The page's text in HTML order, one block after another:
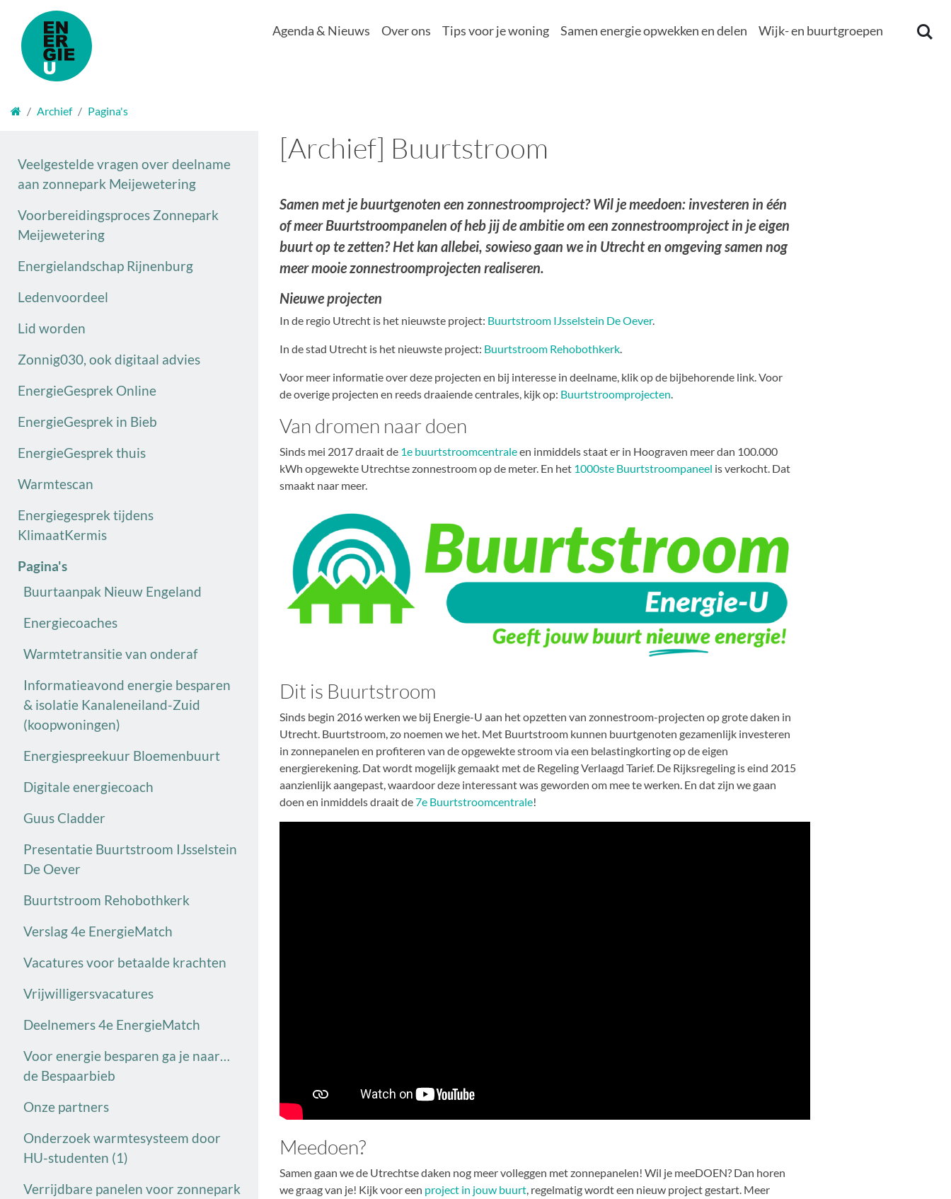
Agenda & Nieuws Over ons Tips voor je woning Samen energie opwekken en delen Wijk- en buurtgroepen
Welkom
Archief Pagina's
[Archief] Buurtstroom
Samen met je buurtgenoten een zonnestroomproject? Wil je meedoen: investeren in één
of meer Buurtstroompanelen of heb jij de ambitie om een zonnestroomproject in je eigen
buurt op te zetten? Het kan allebei, sowieso gaan we in Utrecht en omgeving samen nog
meer mooie zonnestroomprojecten realiseren.
Nieuwe projecten
In de regio Utrecht is het nieuwste project: Buurtstroom IJsselstein De Oever.
In de stad Utrecht is het nieuwste project: Buurtstroom Rehobothkerk.
Voor meer informatie over deze projecten en bij interesse in deelname, klik op de bijbehorende link. Voor
de overige projecten en reeds draaiende centrales, kijk op: Buurtstroomprojecten.
Van dromen naar doen
Sinds mei 2017 draait de 1e buurtstroomcentraleen inmiddels staat er in Hoograven meer dan 100.000
kWh opgewekte Utrechtse zonnestroom op de meter. En het 1000ste Buurtstroompaneel is verkocht. Dat
smaakt naar meer.
Dit is Buurtstroom
Sinds begin 2016 werken we bij Energie-U aan het opzetten van zonnestroom-projecten op grote daken in
Utrecht. Buurtstroom, zo noemen we het. Met Buurtstroom kunnen buurtgenoten gezamenlijk investeren
in zonnepanelen en profiteren van de opgewekte stroom via een belastingkorting op de eigen
energierekening. Dat wordt mogelijk gemaakt met de Regeling Verlaagd Tarief. De Rijksregeling is eind 2015
aanzienlijk aangepast, waardoor deze interessant was geworden om mee te werken. En dat zijn we gaan
doen en inmiddels draait de7e Buurtstroomcentrale!
Meedoen?
Samen gaan we de Utrechtse daken nog meer volleggen met zonnepanelen! Wil je meeDOEN? Dan horen
we graag van je! Kijk voor een project in jouw buurt, regelmatig wordt een nieuw project gestart. Meer
Veelgestelde vragen over deelname
aan zonnepark Meijewetering
Voorbereidingsproces Zonnepark
Meijewetering
Energielandschap Rijnenburg
Ledenvoordeel
Lid worden
Zonnig030, ook digitaal advies
EnergieGesprek Online
EnergieGesprek in Bieb
EnergieGesprek thuis
Warmtescan
Energiegesprek tijdens
KlimaatKermis
Pagina's
Buurtaanpak Nieuw Engeland
Energiecoaches
Warmtetransitie van onderaf
Informatieavond energie besparen
& isolatie Kanaleneiland-Zuid
(koopwoningen)
Energiespreekuur Bloemenbuurt
Digitale energiecoach
Guus Cladder
Presentatie Buurtstroom IJsselstein
De Oever
Buurtstroom Rehobothkerk
Verslag 4e EnergieMatch
Vacatures voor betaalde krachten
Vrijwilligersvacatures
Deelnemers 4e EnergieMatch
Voor energie besparen ga je naar…
de Bespaarbieb
Onze partners
Onderzoek warmtesysteem door
HU-studenten (1)
Verrijdbare panelen voor zonnepark